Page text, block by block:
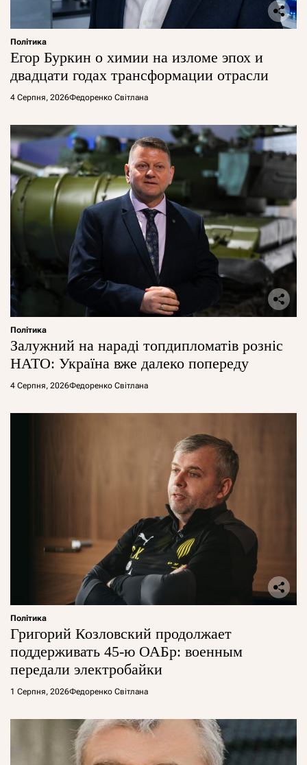
Політика
Егор Буркин о химии на изломе эпох и
двадцати годах трансформации отрасли
4 Серпня, 2026Федоренко Світлана
Політика
Залужний на нараді топдипломатів розніс
НАТО: Україна вже далеко попереду
4 Серпня, 2026Федоренко Світлана
Політика
Григорий Козловский продолжает
поддерживать 45-ю ОАБр: военным
передали электробайки
1 Серпня, 2026Федоренко Світлана